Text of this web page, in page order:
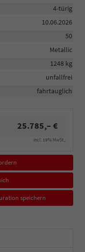
4-türig
10.06.2026
50
Metallic
1248 kg
unfallfrei
fahrtauglich
25.785,– €
incl. 19% MwSt.,
speichern